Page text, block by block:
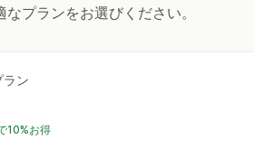
なプランをお選びください。
ラン
10%お得